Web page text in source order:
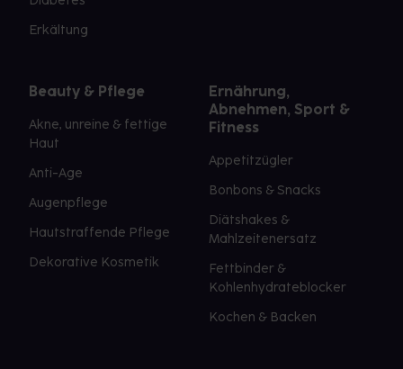
Erkältung
Beauty & Pflege
Akne, unreine & fettige
Haut
Anti-Age
Augenpflege
Hautstraffende Pflege
Dekorative Kosmetik
Ernährung,
Abnehmen, Sport &
Fitness
Appetitzügler
Bonbons & Snacks
Diätshakes &
Mahlzeitenersatz
Fettbinder &
Kohlenhydrateblocker
Kochen & Backen